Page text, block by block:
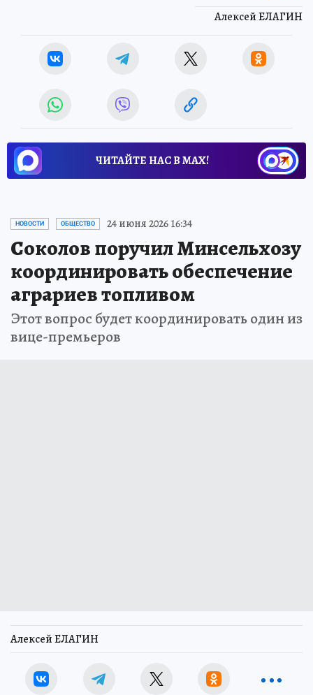
Алексей ЕЛАГИН
ЧИТАЙТЕ НАС В МАХ!
НОВОСТИ ОБЩЕСТВО 24 июня 2026 16:34
Соколов поручил Минсельхозу
координировать обеспечение
аграриев топливом
Этот вопрос будет координировать один из
вице-премьеров
Алексей ЕЛАГИН